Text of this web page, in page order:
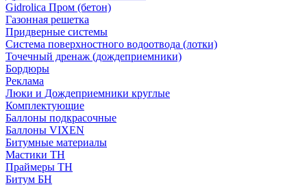
Gidrolica Пром (бетон)
Газонная решетка
Придверные системы
Система поверхностного водоотвода (лотки)
Точечный дренаж (дождеприемники)
Бордюры
Рекламa
Люки и Дождеприемники круглые
Комплектующие
Баллоны подкрасочные
Баллоны VIXEN
Битумные материалы
Мастики ТН
Праймеры ТН
Битум БН